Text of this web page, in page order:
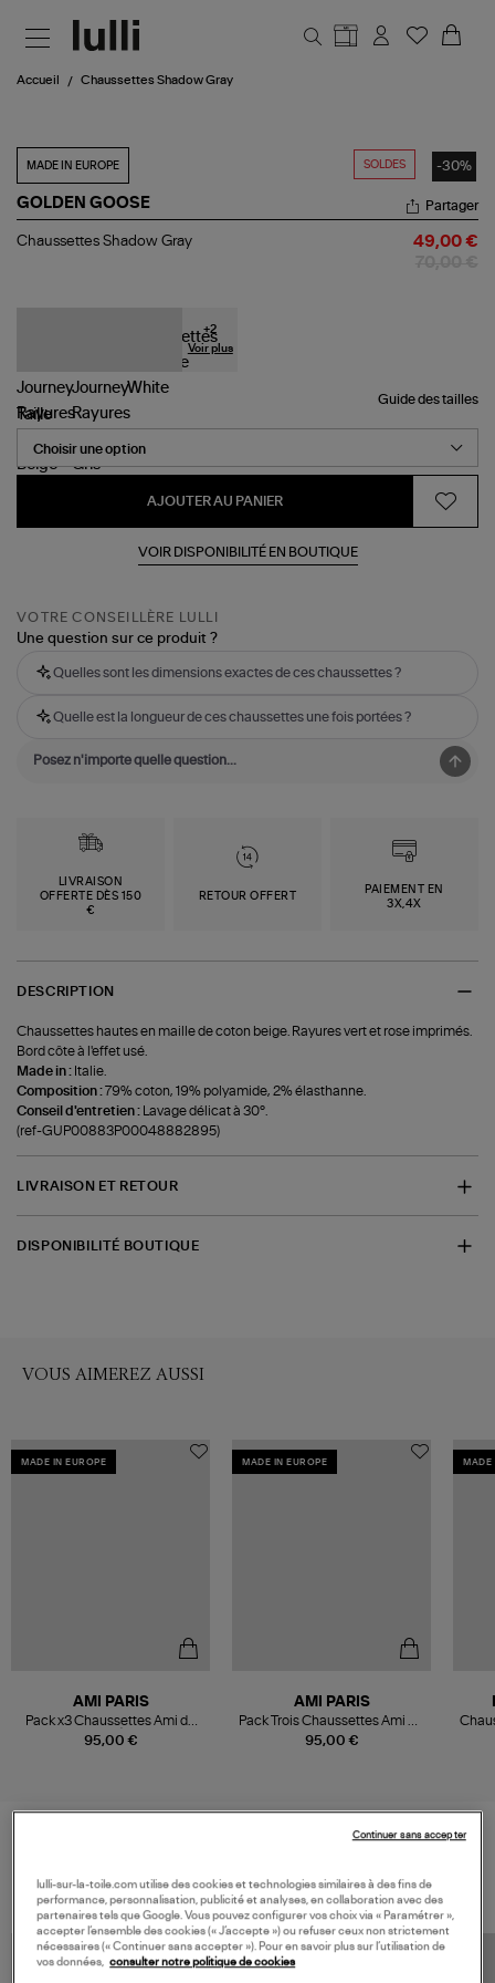
Accueil Chaussettes Shadow Gray
SOLDES -30%
MADE IN EUROPE
GOLDEN GOOSE
Chaussettes
Partager
Chaussettes Shadow Gray 49,00 €
+2
Voir plus
Guide des tailles
Taille
AJOUTER AU PANIER
VOIR DISPONIBILITÉ EN BOUTIQUE
VOTRE CONSEILLÈRE LULLI
Une question sur ce produit ?
Quelles sont les dimensions exactes de ces chaussettes ?
Quelle est la longueur de ces chaussettes une fois portées ?
LIVRAISON
OFFERTE DÈS 150
€
RETOUR OFFERT
PAIEMENT EN
3X,4X
DESCRIPTION
Chaussettes hautes en maille de coton beige. Rayures vert et rose imprimés.
Bord côte à l'effet usé.
Made in : Italie.
Composition : 79% coton, 19% polyamide, 2% élasthanne.
Conseil d'entretien : Lavage délicat à 30°.
(ref-GUP00883P00048882895)
LIVRAISON ET RETOUR
DISPONIBILITÉ BOUTIQUE
VOUS AIMEREZ AUSSI
MADE IN EUROPE
95,00 €
AMI PARIS
Pack x3 Chaussettes Ami de
Cœur Écru
MADE IN EUROPE
95,00 €
AMI PARIS
Pack Trois Chaussettes Ami De
Coeur Noir Ecru
MADE
lulli-sur-la-toile.com utilise des cookies et technologies similaires à des fins de
performance, personnalisation, publicité et analyses, en collaboration avec des
partenaires tels que Google. Vous pouvez configurer vos choix via « Paramétrer »,
accepter l’ensemble des cookies (« J’accepte ») ou refuser ceux non strictement
nécessaires (« Continuer sans accepter »). Pour en savoir plus sur l’utilisation de
vos données,
consulter notre politique de cookies
Continuer sans accepter